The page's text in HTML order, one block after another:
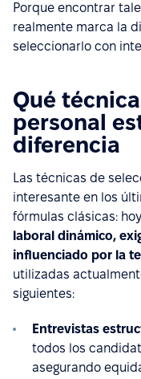
Porque encontrar
realmente marca la
seleccionarlo con
Qué
personal
diferencia
Las técnicas de
interesante en los
fórmulas clásicas:
laboral dinámico,
influenciado por la
utilizadas
siguientes:
Entrevistas
todos los
asegurando